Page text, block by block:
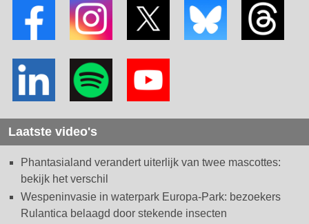
Laatste video's
Phantasialand verandert uiterlijk van twee mascottes:
bekijk het verschil
Wespeninvasie in waterpark Europa-Park: bezoekers
Rulantica belaagd door stekende insecten